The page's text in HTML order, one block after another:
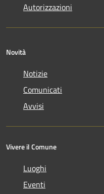
Autorizzazioni
Novità
Notizie
Comunicati
Avvisi
Vivere il Comune
Luoghi
Eventi